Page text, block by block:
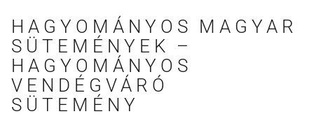
HAGYOMÁNYOS MAGYAR
SÜTEMÉNYEK –
HAGYOMÁNYOS
VENDÉGVÁRÓ
SÜTEMÉNY